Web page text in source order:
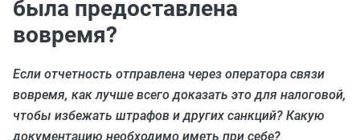
была предоставлена
вовремя?
Если отчетность отправлена через оператора связи
вовремя, как лучше всего доказать это для налоговой,
чтобы избежать штрафов и других санкций? Какую
документацию необходимо иметь при себе?